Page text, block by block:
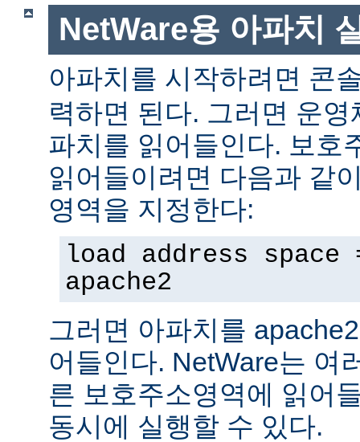
NetWare용 아파치
아파치를 시작하려면 콘
력하면 된다. 그러면 운
파치를 읽어들인다. 보호
읽어들이려면 다음과 같
영역을 지정한다:
load address space
apache2
그러면 아파치를
어들인다. NetWare는 여
른 보호주소영역에 읽어
동시에 실행할 수 있다.